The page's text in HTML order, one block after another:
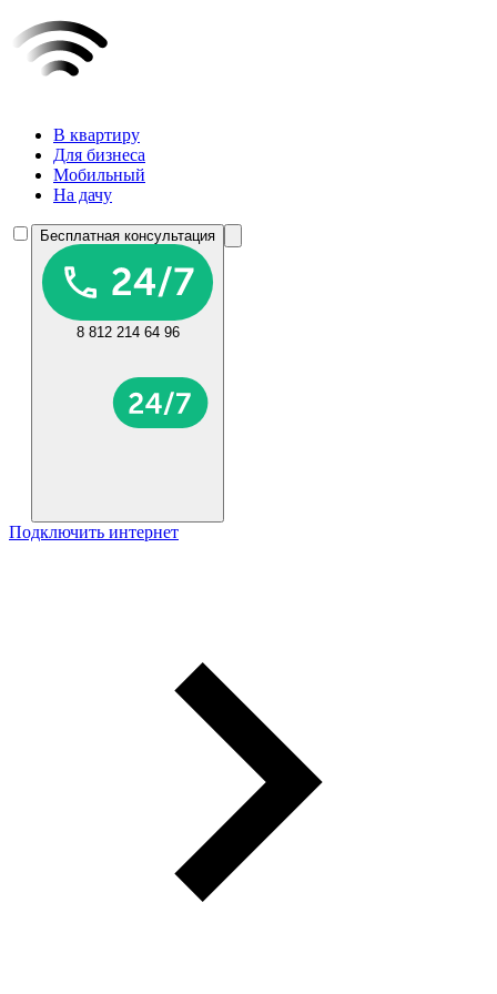
В квартиру
Для бизнеса
Мобильный
На дачу
Бесплатная консультация
8 812 214 64 96
Подключить интернет